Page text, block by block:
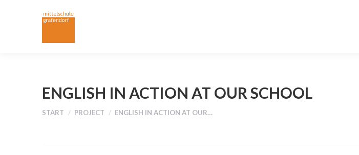
ENGLISH IN ACTION AT OUR SCHOOL
Sie befinden sich hier:
START PROJECT ENGLISH IN ACTION AT OUR…